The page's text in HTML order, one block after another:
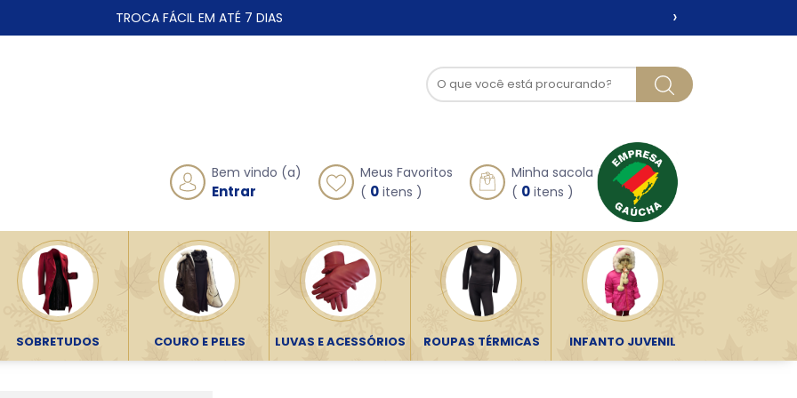
TROCA FÁCIL EM ATÉ 7 DIAS ›
Bem vindo (a)
Entrar
Meus Favoritos
( 0 itens )
Minha sacola
( 0 itens )
SOBRETUDOS COURO E PELES LUVAS E ACESSÓRIOS ROUPAS TÉRMICAS INFANTO JUVENIL